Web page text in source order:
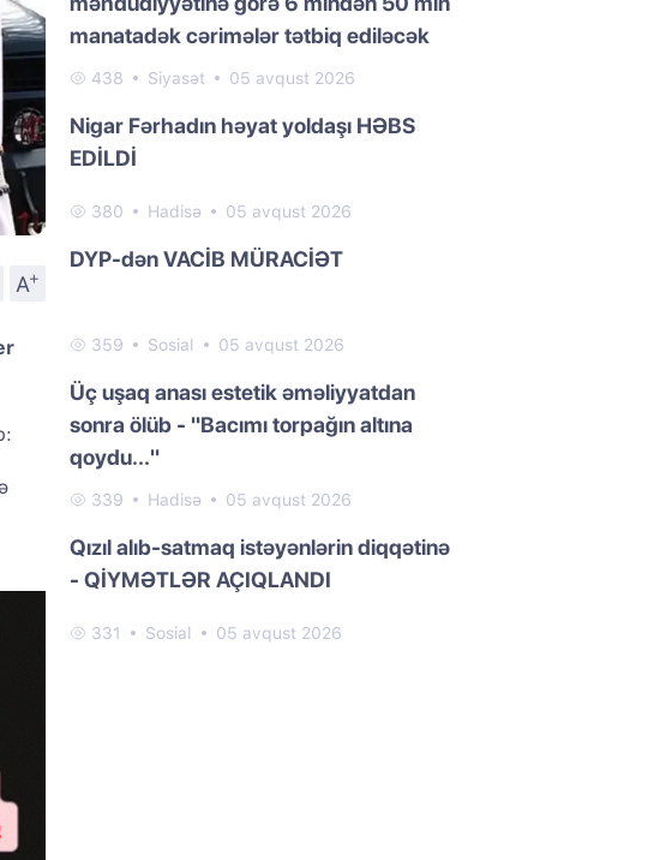
A
+
manatadək cərimələr tətbiq ediləcək
438 Siyasət 05 avqust 2026
Nigar Fərhadın həyat yoldaşı HƏBS
EDİLDİ
380 Hadisə 05 avqust 2026
DYP-dən VACİB MÜRACİƏT
359 Sosial 05 avqust 2026
Üç uşaq anası estetik əməliyyatdan
sonra ölüb - "Bacımı torpağın altına
qoydu..."
339 Hadisə 05 avqust 2026
Qızıl alıb-satmaq istəyənlərin diqqətinə
- QİYMƏTLƏR AÇIQLANDI
331 Sosial 05 avqust 2026